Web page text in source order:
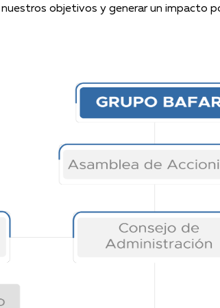
objetivos y generar un